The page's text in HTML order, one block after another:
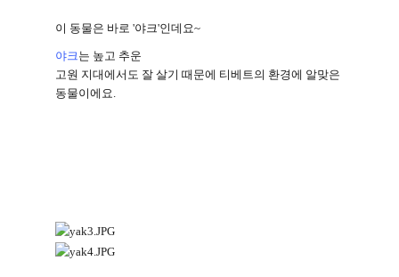
이 동물은 바로 '야크'인데요~
야크는 높고 추운
고원 지대에서도 잘 살기 때문에 티베트의 환경에 알맞은
동물이에요.